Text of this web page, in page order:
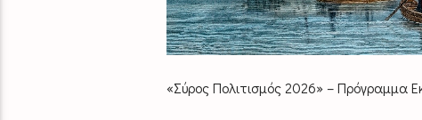
«Σύρος Πολιτισμός 2026» – Πρόγραμμα